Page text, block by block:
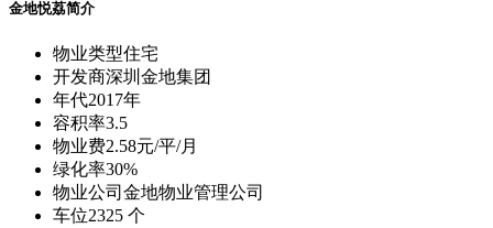
金地悦荔简介
物业类型住宅
开发商深圳金地集团
年代2017年
容积率3.5
物业费2.58元/平/月
绿化率30%
物业公司 金地物业管理公司
车位2325 个